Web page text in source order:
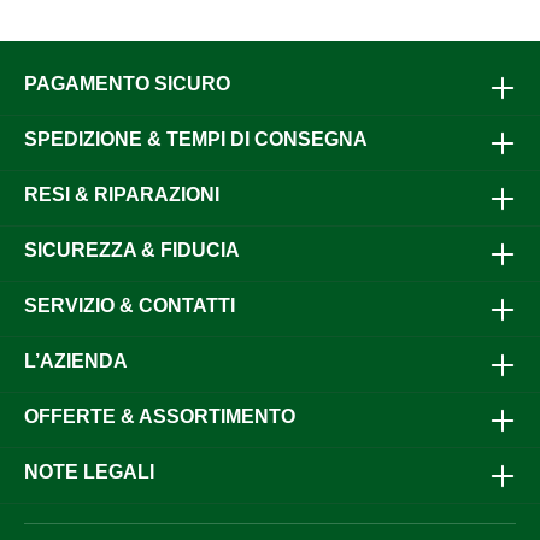
PAGAMENTO SICURO
SPEDIZIONE & TEMPI DI CONSEGNA
RESI & RIPARAZIONI
SICUREZZA & FIDUCIA
SERVIZIO & CONTATTI
L’AZIENDA
OFFERTE & ASSORTIMENTO
NOTE LEGALI